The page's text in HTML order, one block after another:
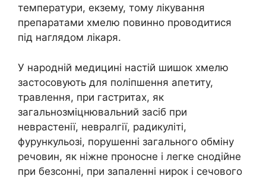
температури, екзему, тому лікування
препаратами хмелю повинно проводитися
під наглядом лікаря.
У народній медицині настій шишок хмелю
застосовують для поліпшення апетиту,
травлення, при гастритах, як
загальнозміцнювальний засіб при
неврастенії, невралгії, радикуліті,
фурункульозі, порушенні загального обміну
речовин, як ніжне проносне і легке снодійне
при безсонні, при запаленні нирок і сечового